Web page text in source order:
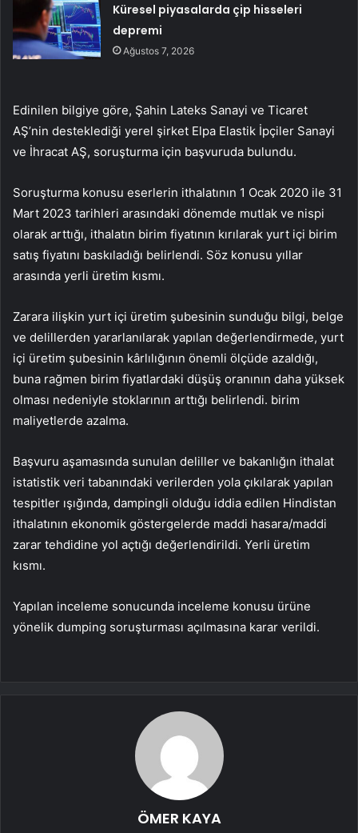
Küresel piyasalarda çip hisseleri
depremi
Ağustos 7, 2026
Edinilen bilgiye göre, Şahin Lateks Sanayi ve Ticaret
AŞ’nin desteklediği yerel şirket Elpa Elastik İpçiler Sanayi
ve İhracat AŞ, soruşturma için başvuruda bulundu.
Soruşturma konusu eserlerin ithalatının 1 Ocak 2020 ile 31
Mart 2023 tarihleri ​​arasındaki dönemde mutlak ve nispi
olarak arttığı, ithalatın birim fiyatının kırılarak yurt içi birim
satış fiyatını baskıladığı belirlendi. Söz konusu yıllar
arasında yerli üretim kısmı.
Zarara ilişkin yurt içi üretim şubesinin sunduğu bilgi, belge
ve delillerden yararlanılarak yapılan değerlendirmede, yurt
içi üretim şubesinin kârlılığının önemli ölçüde azaldığı,
buna rağmen birim fiyatlardaki düşüş oranının daha yüksek
olması nedeniyle stoklarının arttığı belirlendi. birim
maliyetlerde azalma.
Başvuru aşamasında sunulan deliller ve bakanlığın ithalat
istatistik veri tabanındaki verilerden yola çıkılarak yapılan
tespitler ışığında, dampingli olduğu iddia edilen Hindistan
ithalatının ekonomik göstergelerde maddi hasara/maddi
zarar tehdidine yol açtığı değerlendirildi. Yerli üretim
kısmı.
Yapılan inceleme sonucunda inceleme konusu ürüne
yönelik dumping soruşturması açılmasına karar verildi.
ÖMER KAYA